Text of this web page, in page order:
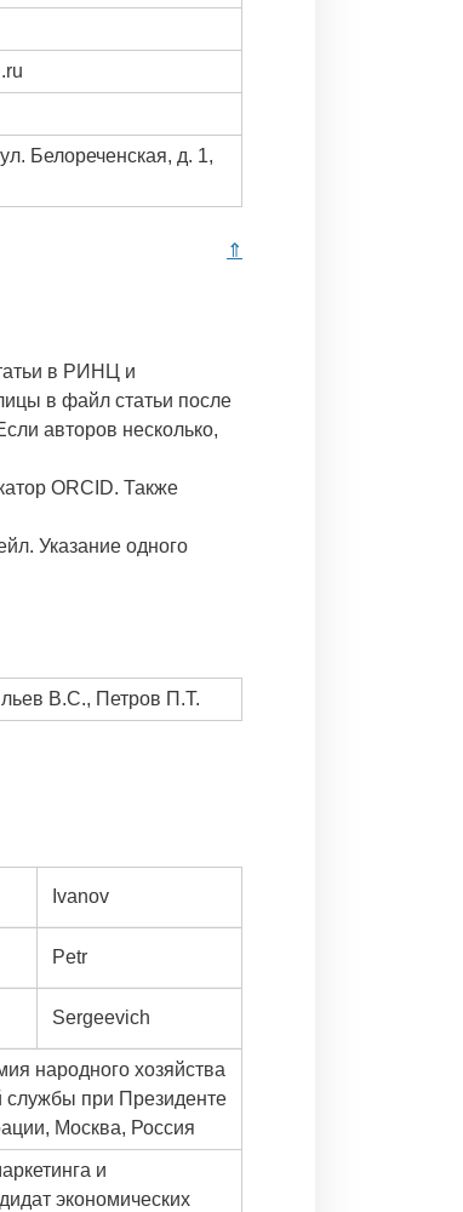
Белореченская, д. 1,
⇑
в РИНЦ и
в файл статьи после
авторов несколько,
ORCID. Также
Указание одного
В.С., Петров П.Т.
Ivanov
Petr
Sergeevich
народного хозяйства
службы при Президенте
Москва, Россия
и
экономических